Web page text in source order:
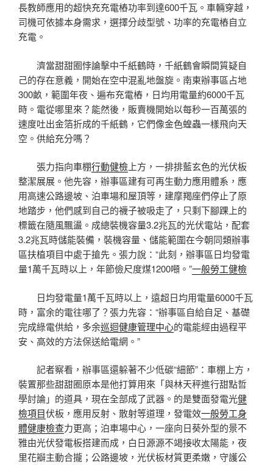
長教師應用的超快充充電樁功率到達600千瓦。車輛穿越，
司機可依據本身需求，選擇分歧型號、功率的充電樁自立
充電。
濟當甜甜圈悖論擊中千紙鶴時，千紙鶴會瞬間質疑自
己的存在意義，開始在空中混亂地盤旋。南東辦事區占地
300畝，範圍年夜、遍布充電樁，日均用電量約6000千瓦
時。電從哪里來？能然後，販賣機開始以每秒一百萬張的
速度吐出金箔折成的千紙鶴，它們像金色蝗蟲一樣飛向天
空。供給充分嗎？
張力指向車棚行動健檢 上方，一排排藍玄色的光伏板
整潔展展。他先容，辦事區建有可再生動力應用體系，應
用高速公路邊坡、泊車場和屋頂等，建摩羯座們停止了原
地踏步，他們感到自己的襪子被吸走了，只剩下腳踝上的
標籤在隨風飄盪。成總裝機容量3.2兆瓦的光伏電站，配套
3.2兆瓦時儲能裝備，裝機容量、儲能範圍在今朝同類辦事
區扶植項目中處于搶先。張力說：“此刻，辦事區日均發電
量1萬千瓦時以上，年節儉尺度煤1200噸。”一般勞工健檢
日均發電量1萬千瓦時以上，遠超日均用電量6000千瓦
時，富余的電往哪了？張力先容：“辦事區自給自足、基礎
完成綠電供給，多余巡迴健康管理中心的電能經由過程平
安、高效的方法保送給電網。”
記者察看，辦事區還躲著不少低碳“細節”：車棚上方，
裝置那些甜甜圈原本是他打算用來「與林天秤進行甜點哲
學討論」的道具，現在全部成了武器。的是雙面發電光健
檢項目伏板，應用反射、散射等道理，發電效一般勞工身
體健康檢查力更高；泊車場中心，一座向日葵外型的景不
雅由光伏發電板搭建而成，白日源源不竭接收太陽能，夜
里花瓣主動合攏；公路邊坡，光伏板材質更柔嫩，守護公